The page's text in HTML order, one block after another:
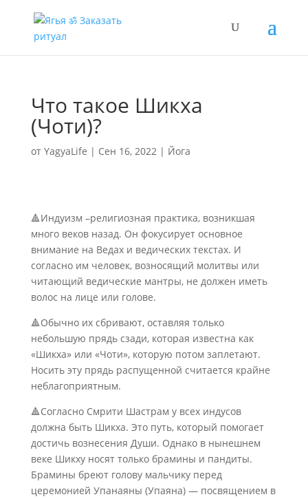
Что такое Шикха
(Чоти)?
от YagyaLife | Сен 16, 2022| Йога
🔺Индуизм –религиозная практика, возникшая
много веков назад. Он фокусирует основное
внимание на Ведах и ведических текстах. И
согласно им человек, возносящий молитвы или
читающий ведические мантры, не должен иметь
волос на лице или голове.
🔺Обычно их сбривают, оставляя только
небольшую прядь сзади, которая известна как
«Шикха» или «Чоти», которую потом заплетают.
Носить эту прядь распущенной считается крайне
неблагоприятным.
🔺Согласно Смрити Шастрам у всех индусов
должна быть Шикха. Это путь, который помогает
достичь вознесения Души. Однако в нынешнем
веке Шикху носят только брамины и пандиты.
Брамины бреют голову мальчику перед
церемонией Упанаяны (Упаяна) — посвящением в